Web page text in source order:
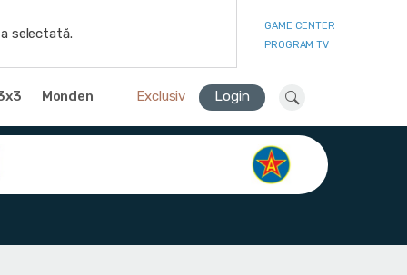
selectată.
GAME CENTER
PROGRAM TV
Monden Exclusiv Login